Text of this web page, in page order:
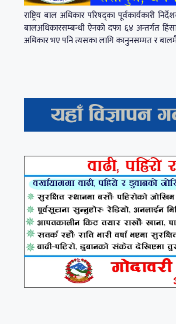
राष्ट्रिय बाल अधिकार परिषद्का
बालअधिकारसम्बन्धी ऐनको दफा ६४ अन्तर्गत
अधिकार भए पनि त्यसका लागि कानुनसम्मत र